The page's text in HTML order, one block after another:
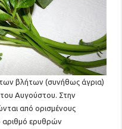
βλήτων (συνήθως άγρια)
Αυγούστου. Στην
από ορισμένους
αριθμό ερυθρών